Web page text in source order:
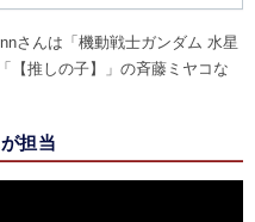
さんは「機動戦士ガンダム 水星
【推しの子】」の斉藤ミヤコな
担当